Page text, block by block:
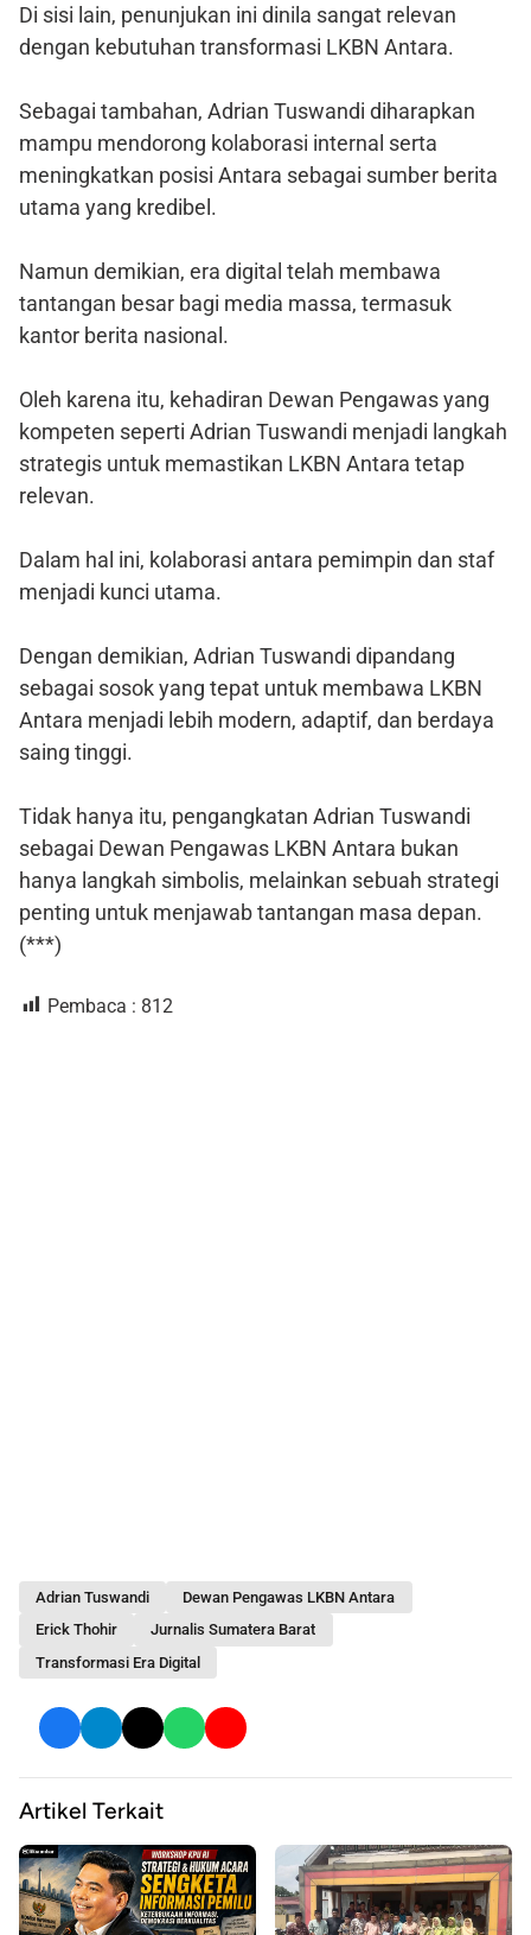
Di sisi lain, penunjukan ini dinila sangat relevan
dengan kebutuhan transformasi LKBN Antara.
Sebagai tambahan, Adrian Tuswandi diharapkan
mampu mendorong kolaborasi internal serta
meningkatkan posisi Antara sebagai sumber berita
utama yang kredibel.
Namun demikian, era digital telah membawa
tantangan besar bagi media massa, termasuk
kantor berita nasional.
Oleh karena itu, kehadiran Dewan Pengawas yang
kompeten seperti Adrian Tuswandi menjadi langkah
strategis untuk memastikan LKBN Antara tetap
relevan.
Dalam hal ini, kolaborasi antara pemimpin dan staf
menjadi kunci utama.
Dengan demikian, Adrian Tuswandi dipandang
sebagai sosok yang tepat untuk membawa LKBN
Antara menjadi lebih modern, adaptif, dan berdaya
saing tinggi.
Tidak hanya itu, pengangkatan Adrian Tuswandi
sebagai Dewan Pengawas LKBN Antara bukan
hanya langkah simbolis, melainkan sebuah strategi
penting untuk menjawab tantangan masa depan.
(***)
Pembaca : 812
Adrian Tuswandi
Dewan Pengawas LKBN Antara
Erick Thohir
Jurnalis Sumatera Barat
Transformasi Era Digital
Artikel Terkait